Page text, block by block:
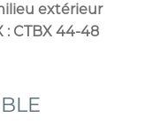
extérieur
: CTBX 44-48